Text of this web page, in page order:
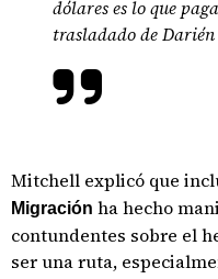
dólares es lo que
trasladado de
Mitchell explicó que
Migración ha hecho
contundentes sobre el
ser una ruta,